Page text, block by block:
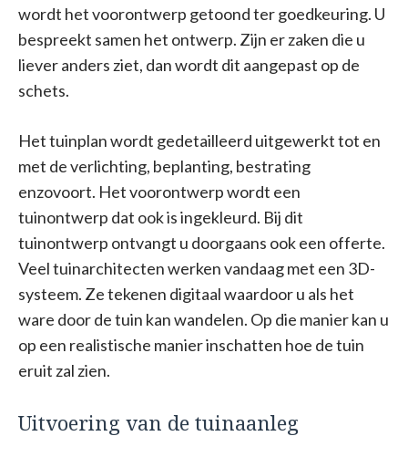
wordt het voorontwerp getoond ter goedkeuring. U
bespreekt samen het ontwerp. Zijn er zaken die u
liever anders ziet, dan wordt dit aangepast op de
schets.
Het tuinplan wordt gedetailleerd uitgewerkt tot en
met de verlichting, beplanting, bestrating
enzovoort. Het voorontwerp wordt een
tuinontwerp dat ook is ingekleurd. Bij dit
tuinontwerp ontvangt u doorgaans ook een offerte.
Veel tuinarchitecten werken vandaag met een 3D-
systeem. Ze tekenen digitaal waardoor u als het
ware door de tuin kan wandelen. Op die manier kan u
op een realistische manier inschatten hoe de tuin
eruit zal zien.
Uitvoering van de tuinaanleg